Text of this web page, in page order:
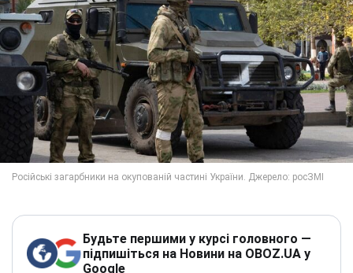
Будьте першими у курсі головного —
підпишіться на Новини на OBOZ.UA у
Google